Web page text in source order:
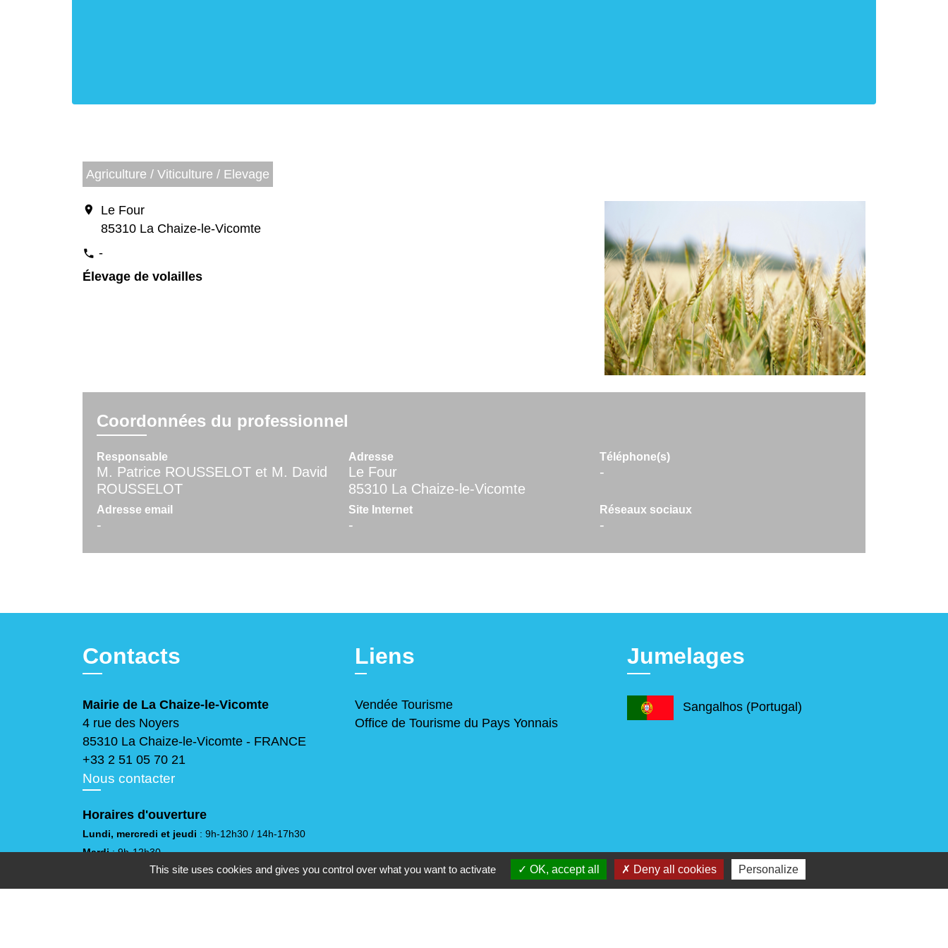
Agriculture / Viticulture / Elevage
location_on
Le Four
85310 La Chaize-le-Vicomte
phone -
Élevage de volailles
Coordonnées du professionnel
Responsable
M. Patrice ROUSSELOT et M. David
ROUSSELOT
Adresse
Le Four
85310 La Chaize-le-Vicomte
Téléphone(s)
-
Adresse email
-
Site Internet
-
Réseaux sociaux
-
Contacts
Mairie de La Chaize-le-Vicomte
4 rue des Noyers
85310 La Chaize-le-Vicomte - FRANCE
+33 2 51 05 70 21
Nous contacter
Horaires d'ouverture
Lundi, mercredi et jeudi : 9h-12h30 / 14h-17h30
Mardi: 9h-12h30
: 9h-12h30 / 14h-17h
Samedi(sauf juillet et août): 10h-12h
Liens
Vendée Tourisme
Office de Tourisme du Pays Yonnais
Jumelages
Sangalhos (Portugal)
This site uses cookies and gives you control over what you want to activate OK, accept all Deny all cookies Personalize